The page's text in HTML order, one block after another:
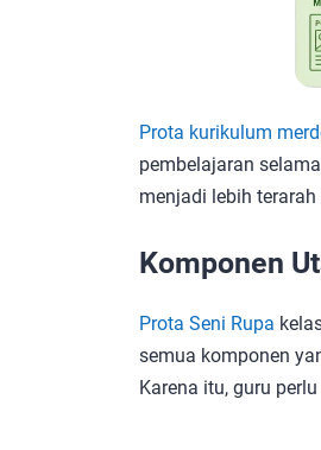
Prota kurikulum
pembelajaran
menjadi lebih
Komponen
Prota Seni Rupa
semua komponen
Karena itu, guru